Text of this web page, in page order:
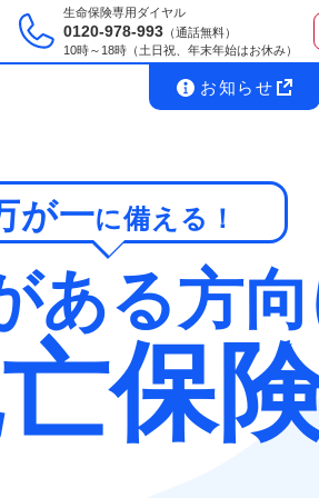
生命保険専用ダイヤル
0120-978-993 （通話無料）
10時～18時（土日祝、年末年始はお休み）
お知らせ
が一に備える！
ある方
保